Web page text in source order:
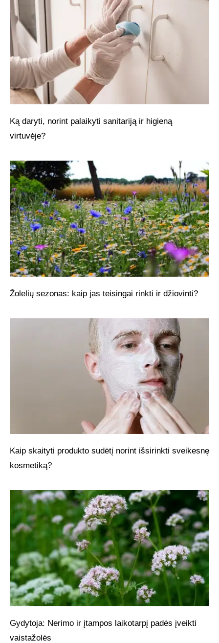
Ką daryti, norint palaikyti sanitariją ir higieną
virtuvėje?
Žolelių sezonas: kaip jas teisingai rinkti ir džiovinti?
Kaip skaityti produkto sudėtį norint išsirinkti sveikesnę
kosmetiką?
Gydytoja: Nerimo ir įtampos laikotarpį padės įveikti
vaistažolės